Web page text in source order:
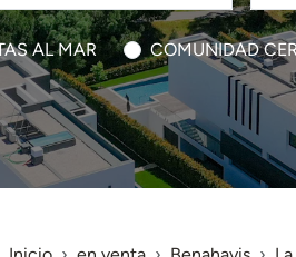
AL MAR COMUNIDAD